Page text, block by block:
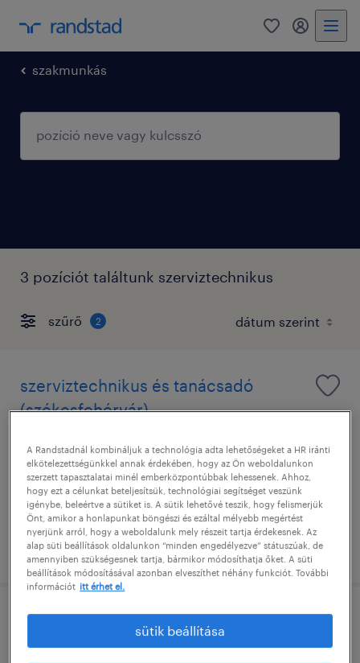
0 fiókom
szakmunkás
3 pozíciót találtunk szerviztechnikus
szűrő 2
szerviztechnikus és tanácsadó
(székesfehérvár)
székesfehérvár, fejér
határozatlan idejű
középiskolai végzettség / high school
megjelenítve ekkor: 4 augusztus 2026
szerviztechnikus és tanácsadó (győr)
A Randstadnál kombináljuk a technológia adta lehetőségeket a HR iránti
elkötelezettségünkkel annak érdekében, hogy az Ön weboldalunkon
szerzett tapasztalatai minél emberközpontúbbak lehessenek. Ahhoz,
hogy ezt a célunkat beteljesítsük, technológiai segítséget veszünk
igénybe, beleértve a sütiket is. A sütik lehetővé teszik, hogy felismerjük
Önt, amikor a honlapunkat böngészi és ezáltal mélyebb megértést
nyerjünk arról, hogy a weboldalunk mely részeit tartja érdekesnek. Az
alap süti beállítások oldalunkon “minden engedélyezve” státuszúak, de
amennyiben szükségesnek tartja, bármikor módosíthatja őket. A süti
beállítások módosításával azonban elveszíthet néhány funkciót. További
információt itt érhet el.
sütik beállítása